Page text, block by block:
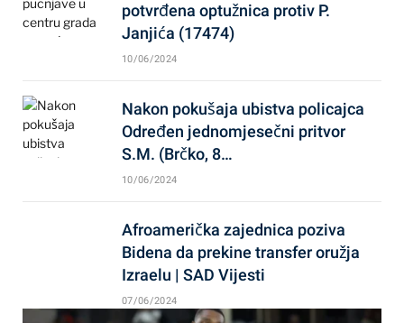
potvrđena optužnica protiv P.
Janjića (17474)
10/06/2024
Nakon pokušaja ubistva policajca
Određen jednomjesečni pritvor
S.M. (Brčko, 8…
10/06/2024
Afroamerička zajednica poziva
Bidena da prekine transfer oružja
Izraelu | SAD Vijesti
07/06/2024